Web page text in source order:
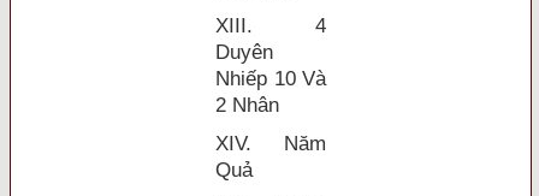
XIII. 4
Duyên
Nhiếp 10 Và
2 Nhân
XIV. Năm
Quả